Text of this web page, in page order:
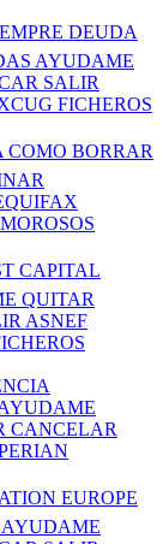
DEUDA
AYUDAME
SALIR
FICHEROS
COMO BORRAR
CAPITAL
QUITAR
ASNEF
CANCELAR
EUROPE